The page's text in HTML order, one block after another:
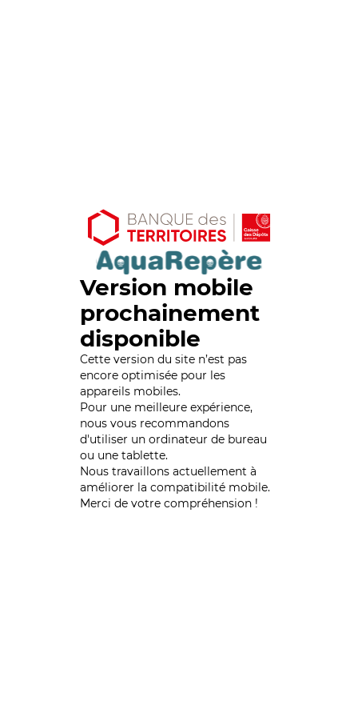
Version mobile
prochainement
disponible
Cette version du site n’est pas
encore optimisée pour les
appareils mobiles.
Pour une meilleure expérience,
nous vous recommandons
d'utiliser un ordinateur de bureau
ou une tablette.
Nous travaillons actuellement à
améliorer la compatibilité mobile.
Merci de votre compréhension !